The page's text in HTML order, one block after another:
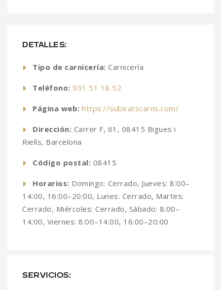
DETALLES:
Tipo de carnicería: Carnicería
Teléfono: 931 51 18 52
Página web: https://subiratscarns.com/
Dirección: Carrer F, 61, 08415 Bigues i
Riells, Barcelona
Código postal: 08415
Horarios: Domingo: Cerrado, Jueves: 8:00–
14:00, 16:00–20:00, Lunes: Cerrado, Martes:
Cerrado, Miércoles: Cerrado, Sábado: 8:00–
14:00, Viernes: 8:00–14:00, 16:00–20:00
SERVICIOS: